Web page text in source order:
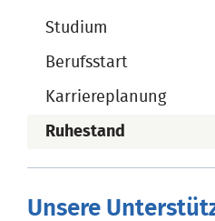
Studium
Berufsstart
Karriereplanung
Ruhestand
Unsere